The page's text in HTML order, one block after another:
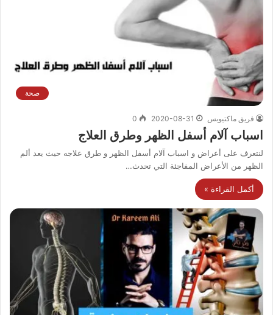
صحة
فريق ماكتيوبس 2020-08-31
0
اسباب آلام أسفل الظهر وطرق العلاج
لنتعرف على أعراض و اسباب آلام أسفل الظهر و طرق علاجه حيث يعد ألم
الظهر من الأعراض المفاجئة التي تحدث…
أكمل القراءة »